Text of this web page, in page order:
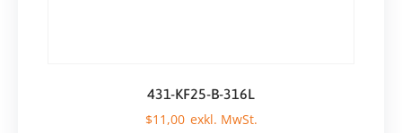
431-KF25-B-316L
$11,00